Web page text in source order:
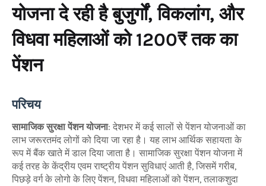
योजना दे रही है बुजुर्गों, विकलांग, और
विधवा महिलाओं को 1200₹ तक का
पेंशन
परिचय
सामाजिक सुरक्षा पेंशन योजना: देशभर में कई सालों से पेंशन योजनाओं का
लाभ जरूरतमंद लोगों को दिया जा रहा है। यह लाभ आर्थिक सहायता के
रूप में बैंक खाते में डाल दिया जाता है। सामाजिक सुरक्षा पेंशन योजना में
कई तरह के केंद्रीय एवम राष्ट्रीय पेंशन सुविधाएं आती है, जिसमें गरीब,
पिछड़े वर्ग के लोगो के लिए पेंशन, विधवा महिलाओं को पेंशन, तलाकशुदा